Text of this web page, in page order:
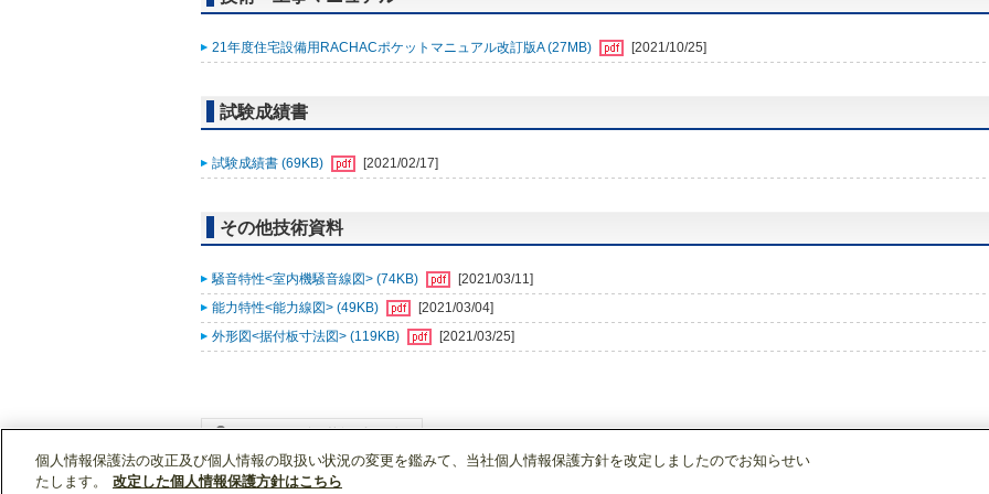
21年度住宅設備用RACHACポケットマニュアル改訂版A (27MB) [2021/10/25]
試験成績書
試験成績書 (69KB) [2021/02/17]
その他技術資料
騒音特性<室内機騒音線図> (74KB)
[2021/03/11]
能力特性<能力線図> (49KB)
[2021/03/04]
外形図<据付板寸法図> (119KB)
[2021/03/25]
WIN2Kトップ 製品情報 MSZ-
個人情報保護法の改正及び個人情報の取扱い状況の変更を鑑みて、当社個人情報保護方針を改定しましたのでお知らせい
たします。
改定した個人情報保護方針はこちら